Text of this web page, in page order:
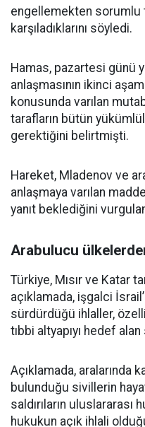
engellemekten sorumlu
karşıladıklarını söyledi.
Hamas, pazartesi günü
anlaşmasının ikinci
konusunda varılan
tarafların bütün
gerektiğini belirtmişti.
Hareket, Mladenov ve
anlaşmaya varılan
yanıt beklediğini
Arabulucu
Türkiye, Mısır ve Katar
açıklamada, işgalci
sürdürdüğü ihlaller,
tıbbi altyapıyı hedef alan
Açıklamada, aralarında
bulunduğu sivillerin
saldırıların uluslararası
hukukun açık ihlali